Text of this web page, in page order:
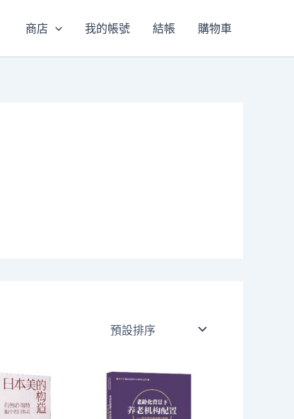
商店 我的帳號 結帳 購物車